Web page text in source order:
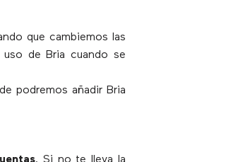
que cambiemos las
de Bria cuando se
podremos añadir Bria